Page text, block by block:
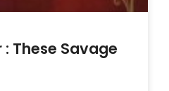
These Savage